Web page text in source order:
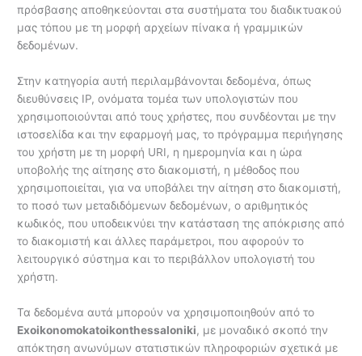
πρόσβασης αποθηκεύονται στα συστήματα του διαδικτυακού
μας τόπου με τη μορφή αρχείων πίνακα ή γραμμικών
δεδομένων.
Στην κατηγορία αυτή περιλαμβάνονται δεδομένα, όπως
διευθύνσεις IP, ονόματα τομέα των υπολογιστών που
χρησιμοποιούνται από τους χρήστες, που συνδέονται με την
ιστοσελίδα και την εφαρμογή μας, το πρόγραμμα περιήγησης
του χρήστη με τη μορφή URI, η ημερομηνία και η ώρα
υποβολής της αίτησης στο διακομιστή, η μέθοδος που
χρησιμοποιείται, για να υποβάλει την αίτηση στο διακομιστή,
το ποσό των μεταδιδόμενων δεδομένων, ο αριθμητικός
κωδικός, που υποδεικνύει την κατάσταση της απόκρισης από
το διακομιστή και άλλες παράμετροι, που αφορούν το
λειτουργικό σύστημα και το περιβάλλον υπολογιστή του
χρήστη.
Τα δεδομένα αυτά μπορούν να χρησιμοποιηθούν από το
Exoikonomokatoikonthessaloniki, με μοναδικό σκοπό την
απόκτηση ανωνύμων στατιστικών πληροφοριών σχετικά με